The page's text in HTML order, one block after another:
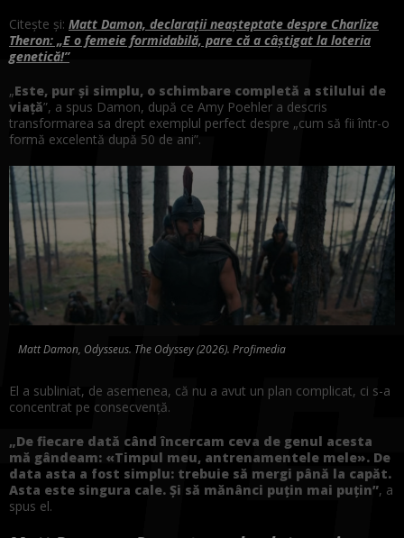
Citește și: Matt Damon, declarații neașteptate despre Charlize
Theron: „E o femeie formidabilă, pare că a câștigat la loteria
genetică!”
„Este, pur și simplu, o schimbare completă a stilului de
viață”, a spus Damon, după ce Amy Poehler a descris
transformarea sa drept exemplul perfect despre „cum să fii într-o
formă excelentă după 50 de ani”.
Matt Damon, Odysseus. The Odyssey (2026). Profimedia
El a subliniat, de asemenea, că nu a avut un plan complicat, ci s-a
concentrat pe consecvență.
„De fiecare dată când încercam ceva de genul acesta
mă gândeam: «Timpul meu, antrenamentele mele». De
data asta a fost simplu: trebuie să mergi până la capăt.
Asta este singura cale. Și să mănânci puțin mai puțin”, a
spus el.